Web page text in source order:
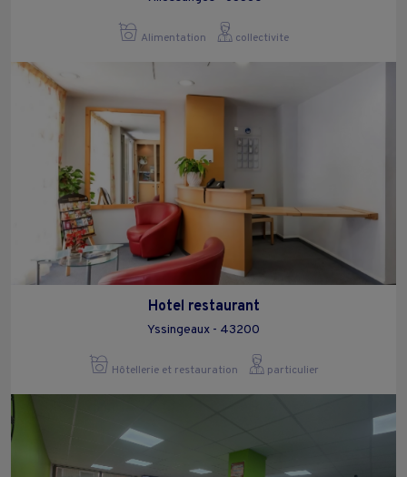
Alimentation collectivite
Hotel restaurant
Yssingeaux - 43200
Hôtellerie et restauration particulier